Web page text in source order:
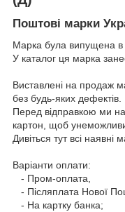
Поштові марки
Марка була випущена в
У каталог ця марка
Виставлені на продаж
без будь-яких дефектів.
Перед відправкою ми
картон, щоб
Дивіться тут всі наявні
Варіанти оплати:
- Пром-оплата,
- Післяплата Нової
- На картку банка;